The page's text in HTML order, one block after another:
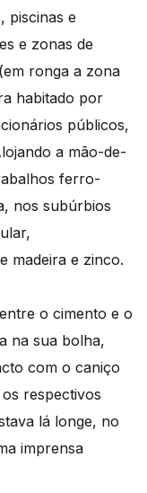
piscinas e
e zonas de
ronga a zona
habitado por
públicos,
a mão-de-
ferro-
nos subúrbios
madeira e zinco.
o cimento e o
na sua bolha,
com o caniço
respectivos
lá longe, no
imprensa